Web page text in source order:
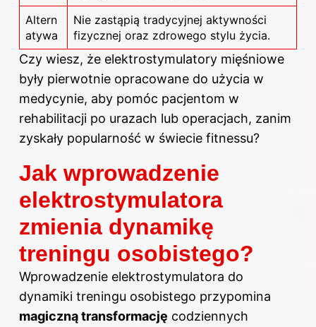
Altern
atywa
Nie zastąpią tradycyjnej aktywności
fizycznej oraz zdrowego stylu życia.
Czy wiesz, że elektrostymulatory mięśniowe
były pierwotnie opracowane do użycia w
medycynie, aby pomóc pacjentom w
rehabilitacji po urazach lub operacjach, zanim
zyskały popularność w świecie fitnessu?
Jak wprowadzenie
elektrostymulatora
zmienia dynamikę
treningu osobistego?
Wprowadzenie elektrostymulatora do
dynamiki treningu osobistego przypomina
magiczną transformację codziennych